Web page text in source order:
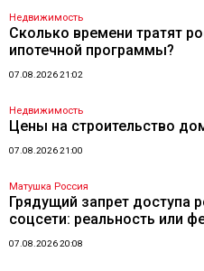
Недвижимость
Сколько времени тратят
ипотечной программы?
07.08.2026 21:02
Недвижимость
Цены на строительство
07.08.2026 21:00
Матушка Россия
Грядущий запрет доступа
соцсети: реальность или
07.08.2026 20:08